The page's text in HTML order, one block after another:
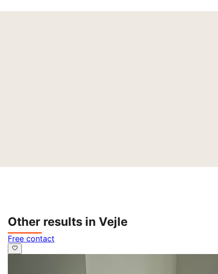
Other results in Vejle
Free contact